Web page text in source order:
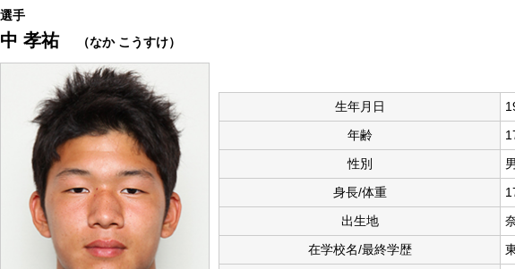
選手
中 孝祐 （なか こうすけ）
生年月日
年齢
性別
男
身長/体重
出生地
在学校名/最終学歴